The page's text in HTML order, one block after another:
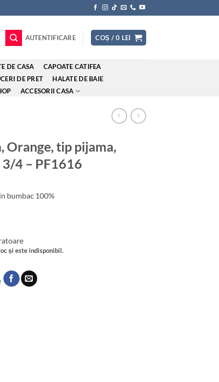
AUTENTIFICARE COȘ / 0 LEI
DE CASA
CAPOATE CATIFEA
DE PRET
HALATE DE BAIE
ACCESORII CASA
Orange, tip pijama,
4 – PF1616
bumbac 100%
și este indisponibil.